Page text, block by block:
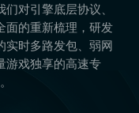
对引擎底层协议、
面的重新梳理，研发
实时多路发包、弱网
游戏独享的高速专